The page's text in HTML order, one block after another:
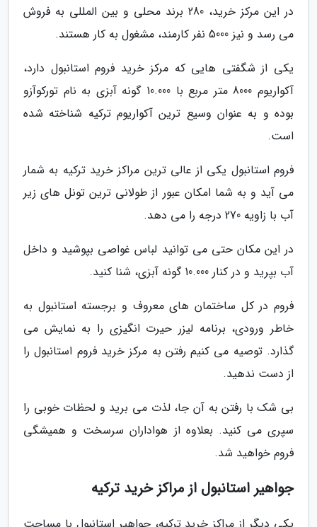
در این مرکز خرید، 280 برند محلی و بین المللی به فروش
می رسد و نیز 5000 نفر کارمند، مشغول به کار هستند.
یکی از شگفتی هایی که مرکز خرید فروم استانبول دارد،
آکواریوم 8000 متر مربع با 10.000 گونه آبزی به نام تورکوآزو
بوده و به عنوان وسیع ترین آکواریوم ترکیه شناخته شده
است.
فروم استانبول یکی از عالی ترین مراکز خرید ترکیه به شمار
می آید و به شما امکان عبور از طولانی ترین تونل های زیر
آب با زاویه 270 درجه را می دهد.
در این مکان حتی می توانید لباس غواصی بپوشید و داخل
آب بپرید و در کنار 10.000 گونه آبزی، شنا کنید.
فروم در کل ساختمان های معروف و برجسته استانبول به
خاطر ورودی، برنامه لیزر حیرت انگیزی را به نمایش می
گذارد. توصیه می کنیم رفتن به مرکز خرید فروم استانبول را
از دست ندهید.
بی شک با رفتن به آن جا، لذت می برید و لحظات خوبی را
سپری می کنید. بعلاوه از هواداران سرسخت و همیشگی
فروم خواهید شد.
جواهیر استانبول از مراکز خرید ترکیه